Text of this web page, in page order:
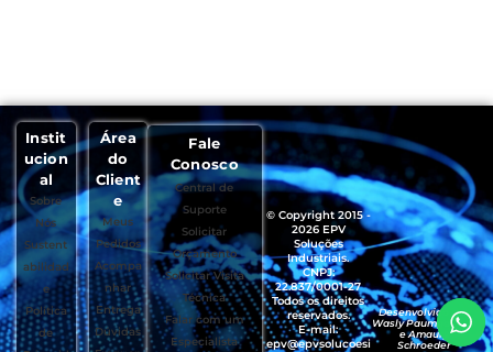
Instit
ucion
al
Sobre
Nós
Sustent
abilidad
e
Política
de
Área
do
Client
e
Meus
Pedidos
Acompa
nhar
Entrega
Dúvidas
Fale
Conosco
Central de
Suporte
Solicitar
Orçamento
Solicitar Visita
Técnica
Falar com um
Especialista
© Copyright 2015 -
2026 EPV
Soluções
Industriais.
CNPJ:
22.837/0001-27
Todos os direitos
reservados.
E-mail:
epv@epvsolucoesi
Desenvolvido por
Wasly Paumgartten
e Amaury
Schroeder